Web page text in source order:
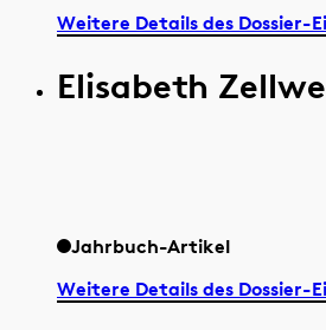
Weitere Details des Dossier-
Elisabeth
Jahrbuch-Artikel
Weitere Details des Dossier-